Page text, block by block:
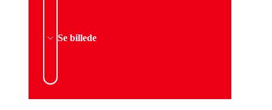
Se billede